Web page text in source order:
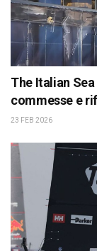
The Italian
commesse e
23 FEB 2026